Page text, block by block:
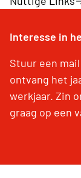
Interesse in
Stuur een
ontvang het
werkjaar. Zin
graag op een